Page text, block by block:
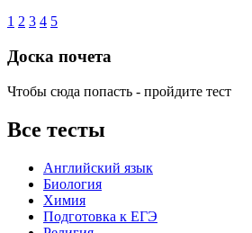
1 2 3 4 5
Доска почета
Чтобы сюда попасть - пройдите тест
Все тесты
Английский язык
Биология
Химия
Подготовка к ЕГЭ